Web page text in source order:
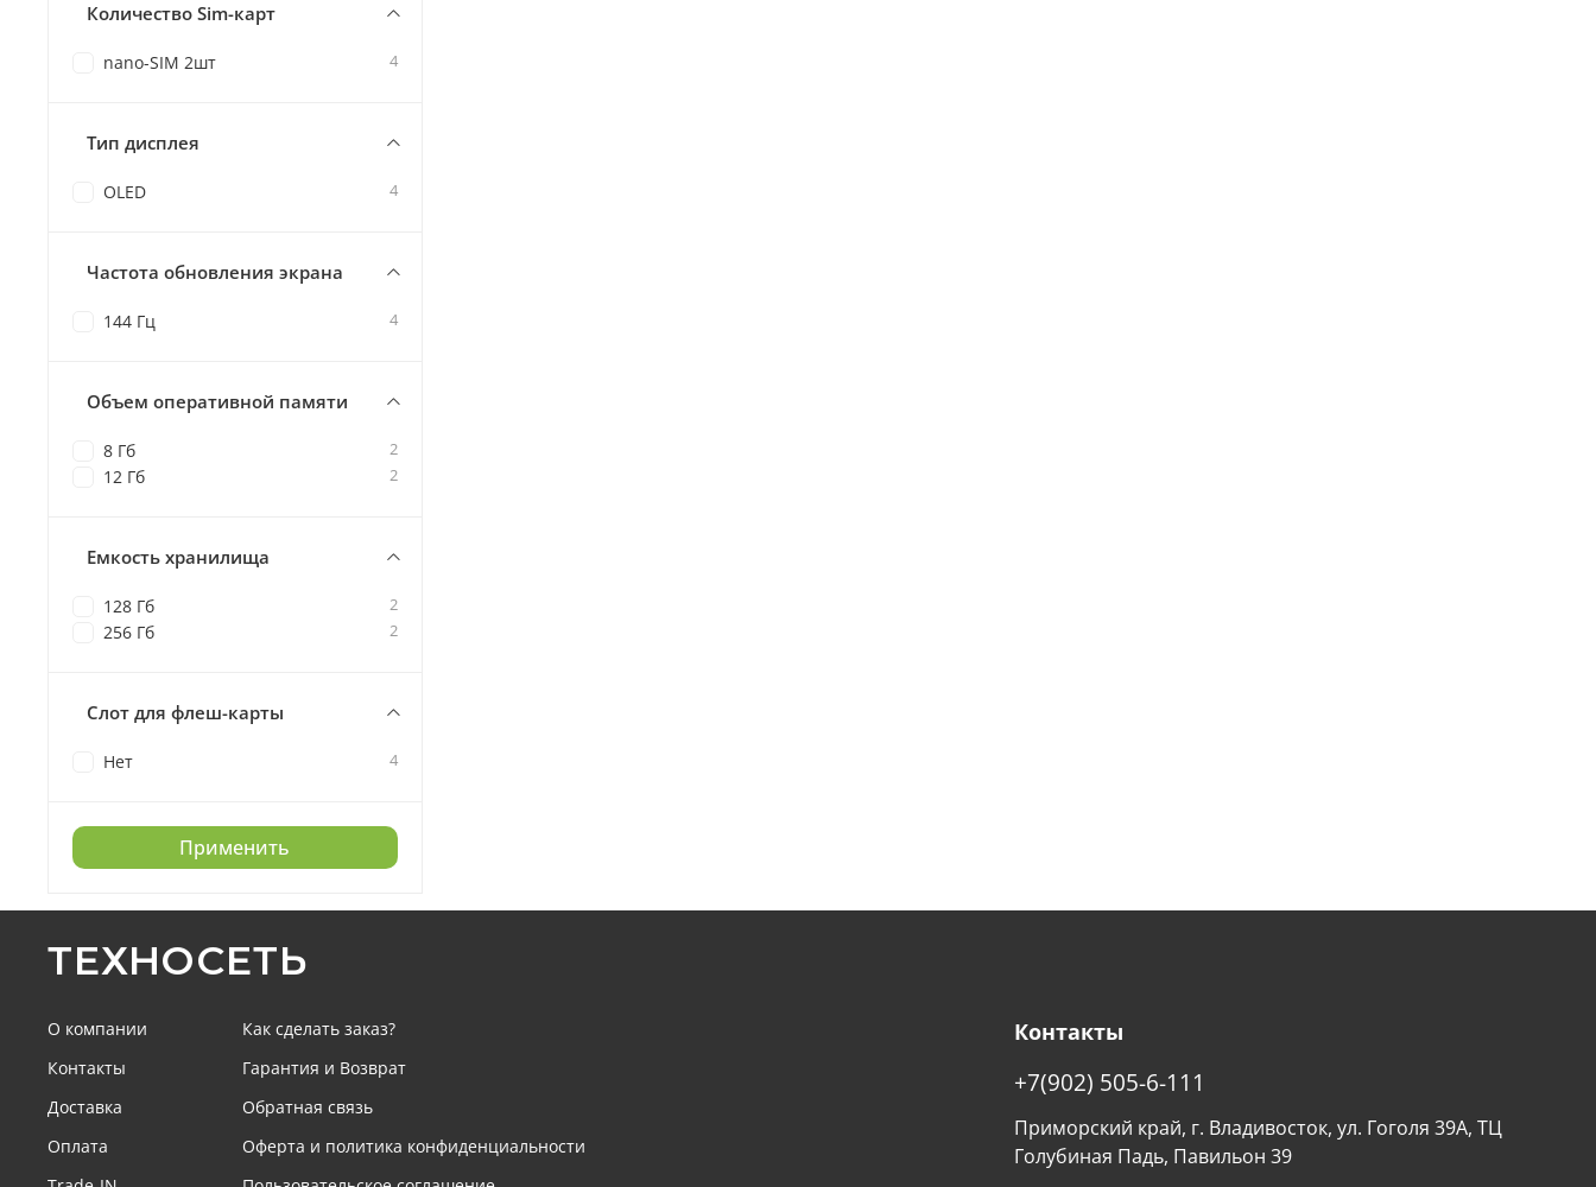
Количество Sim-карт
nano-SIM 2шт 4
Тип дисплея
OLED 4
Частота обновления экрана
144 Гц 4
Объем оперативной памяти
8 Гб 2
12 Гб 2
Емкость хранилища
128 Гб 2
256 Гб 2
Слот для флеш-карты
Нет 4
Применить
ТЕХНОСЕТЬ
О компании
Контакты
Доставка
Оплата
Как сделать заказ?
Гарантия и Возврат
Обратная связь
Оферта и политика конфиденциальности
Контакты
+7(902) 505-6-111
Приморский край, г. Владивосток, ул. Гоголя 39А, ТЦ
Голубиная Падь, Павильон 39